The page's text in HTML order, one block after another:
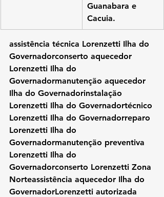
Guanabara e
Cacuia.
assistência técnica Lorenzetti Ilha do
Governadorconserto aquecedor
Lorenzetti Ilha do
Governadormanutenção aquecedor
Ilha do Governadorinstalação
Lorenzetti Ilha do Governadortécnico
Lorenzetti Ilha do Governadorreparo
Lorenzetti Ilha do
Governadormanutenção preventiva
Lorenzetti Ilha do
Governadorconserto Lorenzetti Zona
Norteassistência aquecedor Ilha do
GovernadorLorenzetti autorizada